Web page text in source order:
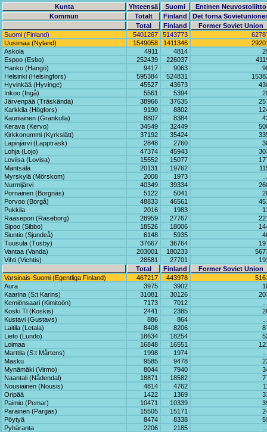
Kunta Yhteensä Suomi
Entinen Neuvostoliitto
Kommun
Totalt Finland
Det forna
Total
Finland
Former Soviet Union
Suomi (Finland)
5401267 5143773
Uusimaa (Nyland)
1549058 1411346
Askola
4911 4814
Espoo (Esbo)
252439 226037
Hanko (Hangö)
9417 9063
Helsinki (Helsingfors)
595384 524831
Hyvinkää (Hyvinge)
45527 43673
Inkoo (Ingå)
5561 5394
Järvenpää (Träskända)
38966 37635
Karkkila (Högfors)
9190 8802
Kauniainen (Grankulla)
8807 8384
Kerava (Kervo)
34549 32449
Kirkkonummi (Kyrkslätt)
37192 35424
Lapinjärvi (Lappträsk)
2848 2760
Lohja (Lojo)
47374 45943
Loviisa (Lovisa)
15552 15077
Mäntsälä
20131 19762
Myrskylä (Mörskom)
2008 1973
Nurmijärvi
40349 39334
Pornainen (Borgnäs)
5122 5041
Porvoo (Borgå)
48833 46561
Pukkila
2016 1983
Raasepori (Raseborg)
28959 27767
Sipoo (Sibbo)
18526 18006
Siuntio (Sjundeå)
6148 5935
Tuusula (Tusby)
37667 36764
Vantaa (Vanda)
203001 180233
Vihti (Vichtis)
28581 27701
Total
Finland
Former Soviet Union
Varsinais-Suomi (Egentliga Finland)
467217 443978
Aura
3975 3902
Kaarina (S:t Karins)
31081 30126
Kemiönsaari (Kimitoön)
7173 7012
Koski Tl (Koskis)
2441 2385
Kustavi (Gustavs)
886 864
Laitila (Letala)
8408 8206
Lieto (Lundo)
18634 18254
Loimaa
16848 16551
Marttila (S:t Mårtens)
1998 1974
Masku
9585 9478
Mynämäki (Virmo)
8044 7940
Naantali (Nådendal)
18871 18582
Nousiainen (Nousis)
4814 4762
Oripää
1422 1369
Paimio (Pemar)
10471 10339
Parainen (Pargas)
15505 15171
Pöytyä
8474 8338
Pyhäranta
2206 2185